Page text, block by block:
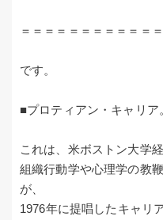
＝＝＝＝＝＝＝＝＝＝＝
です。
■プロティアン・キャリア
これは、米ボストン大学
組織行動学や心理学の教
が、
1976年に提唱したキャリ